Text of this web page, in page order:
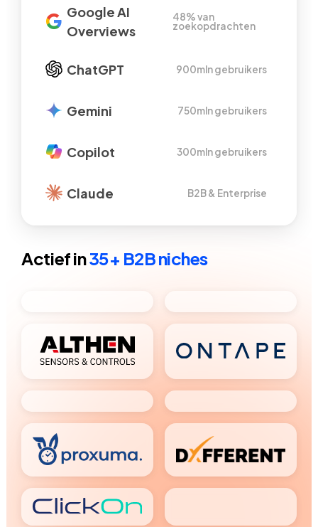
Google AI
Overviews
48% van
zoekopdrachten
ChatGPT 900mln gebruikers
Gemini 750mln gebruikers
Copilot 300mln gebruikers
Claude B2B & Enterprise
Actief in35+ B2B niches